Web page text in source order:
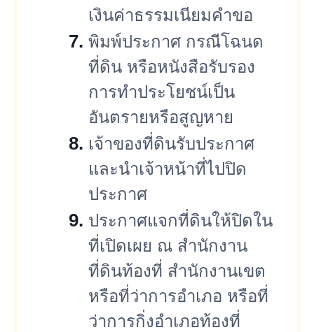
เงินค่าธรรมเนียมคำขอ
พิมพ์ประกาศ กรณีโฉนด
ที่ดิน หรือหนังสือรับรอง
การทำประโยชน์เป็น
อันตรายหรือสูญหาย
เจ้าของที่ดินรับประกาศ
และนำเจ้าหน้าที่ไปปิด
ประกาศ
ประกาศแจกที่ดินให้ปิดใน
ที่เปิดเผย ณ สำนักงาน
ที่ดินท้องที่ สำนักงานเขต
หรือที่ว่าการอำเภอ หรือที่
ว่าการกิ่งอำเภอท้องที่